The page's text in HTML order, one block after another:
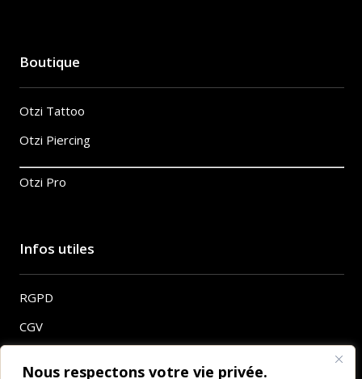
Nous respectons votre vie privée.
Boutique
Otzi Tattoo
Otzi Piercing
Otzi Pro
Infos utiles
RGPD
CGV